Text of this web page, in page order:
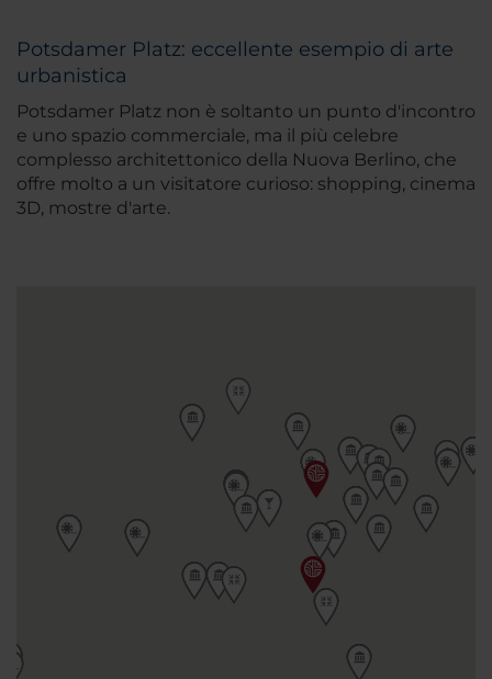
Potsdamer Platz: eccellente esempio di arte
urbanistica
Potsdamer Platz non è soltanto un punto d'incontro
e uno spazio commerciale, ma il più celebre
complesso architettonico della Nuova Berlino, che
offre molto a un visitatore curioso: shopping, cinema
3D, mostre d'arte.